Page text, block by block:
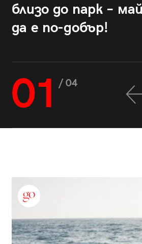
близо до парк –
да е по-добър!
01 / 04